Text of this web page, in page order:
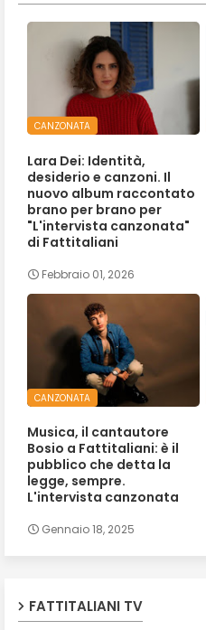
CANZONATA
Lara Dei: Identità,
desiderio e canzoni. Il
nuovo album raccontato
brano per brano per
"L'intervista canzonata"
di Fattitaliani
Febbraio 01, 2026
CANZONATA
Musica, il cantautore
Bosio a Fattitaliani: è il
pubblico che detta la
legge, sempre.
L'intervista canzonata
Gennaio 18, 2025
FATTITALIANI TV